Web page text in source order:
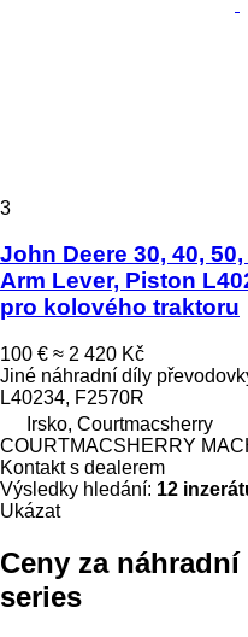
3
John Deere 30, 40,
Arm Lever, Piston
pro kolového traktoru
100 € ≈ 2 420 Kč
Jiné náhradní díly
L40234, F2570R
Irsko, Courtmacsherry
COURTMACSHERRY
Kontakt s dealerem
Výsledky hledání: 12
Ukázat
Ceny za
series